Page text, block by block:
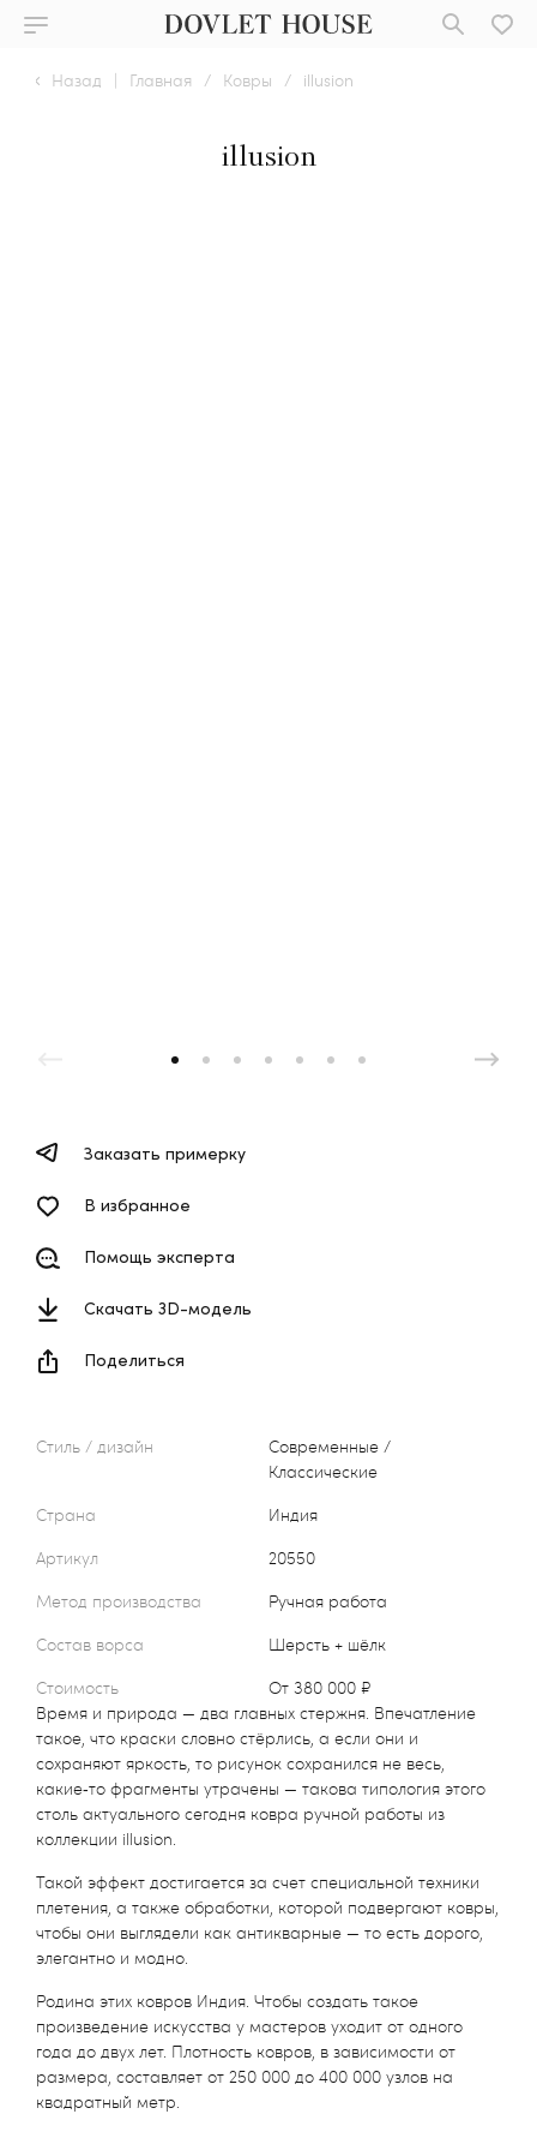
Назад | Главная / Ковры / illusion
illusion
Стиль / дизайн
Современные /
Классические
Страна
Индия
Артикул
20550
Метод производства
Ручная работа
Состав ворса
шерсть + шёлк
Стоимость
от 380 000 ₽
Время и природа — два главных стержня. Впечатление
такое, что краски словно стёрлись, а если они и
сохраняют яркость, то рисунок сохранился не весь,
какие‑то фрагменты утрачены — такова типология этого
столь актуального сегодня ковра ручной работы из
коллекции illusion.
Такой эффект достигается за счет специальной техники
плетения, а также обработки, которой подвергают ковры,
чтобы они выглядели как антикварные — то есть дорого,
элегантно и модно.
Родина этих ковров Индия. Чтобы создать такое
произведение искусства у мастеров уходит от одного
года до двух лет. Плотность ковров, в зависимости от
размера, составляет от 250 000 до 400 000 узлов на
квадратный метр.
Заказать примерку
В избранное
Помощь эксперта
Скачать 3D-модель
Поделиться